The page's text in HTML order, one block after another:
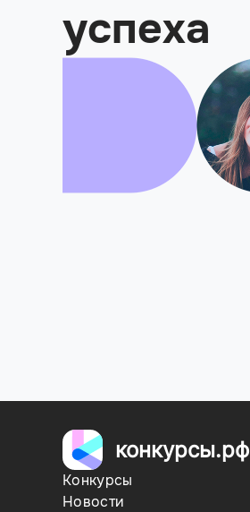
успеха
конкурсы.рф
Конкурсы
Новости